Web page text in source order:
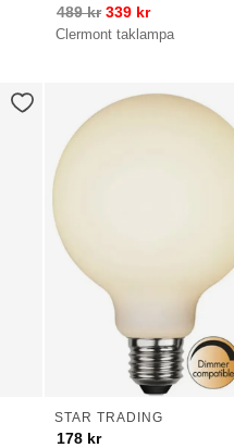
Clermont taklampa
489kr 339 kr
STAR TRADING
178 kr